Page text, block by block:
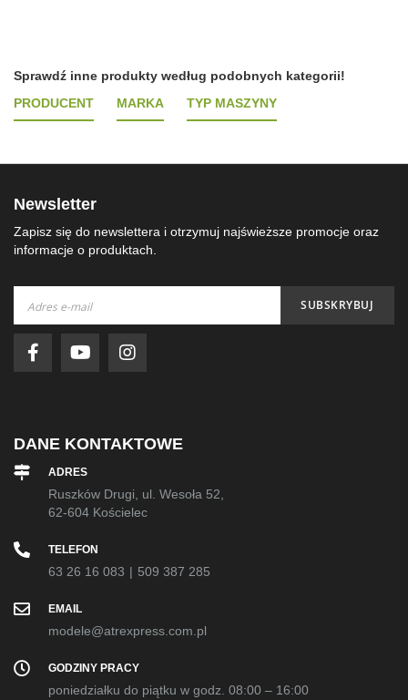
Sprawdź inne produkty według podobnych kategorii!
PRODUCENT
MARKA TYP MASZYNY
Newsletter
Zapisz się do newslettera i otrzymuj najświeższe promocje oraz
informacje o produktach.
nasz
newsletter:
SUBSKRYBUJ
DANE KONTAKTOWE
ADRES
Ruszków Drugi, ul. Wesoła 52,
62-604 Kościelec
TELEFON
63 26 16 083 | 509 387 285
EMAIL
modele@atrexpress.com.pl
GODZINY PRACY
poniedziałku do piątku w godz. 08:00 – 16:00